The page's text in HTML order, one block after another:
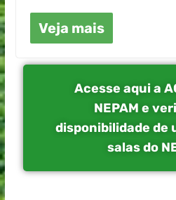
Veja mais
Acesse aqui a
NEPAM e
disponibilidade de
salas do